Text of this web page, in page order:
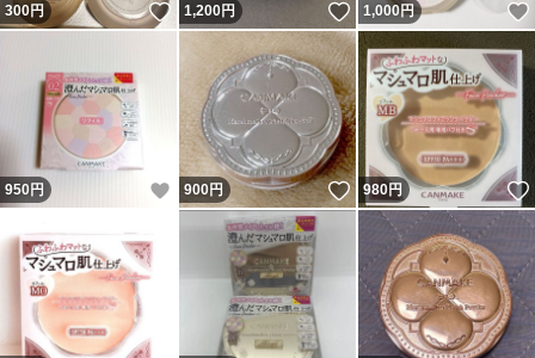
300円 いいね！
1,200円 いいね！
1,000円
950円 いいね！
900円 いいね！
980円